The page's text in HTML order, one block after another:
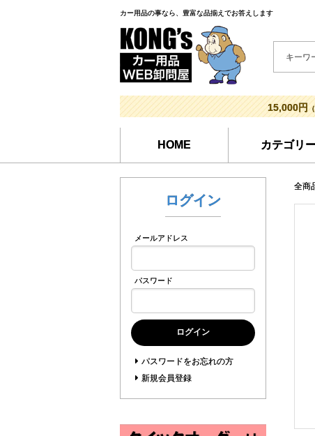
カー用品の事なら、豊富な品揃えでお答えします
15,000円
HOME カテゴリ
全商
ログイン
メールアドレス
パスワード
ログイン
パスワードをお忘れの方
新規会員登録